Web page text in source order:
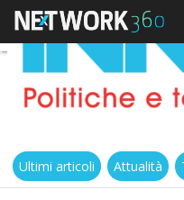
Ultimi articoli Attualità